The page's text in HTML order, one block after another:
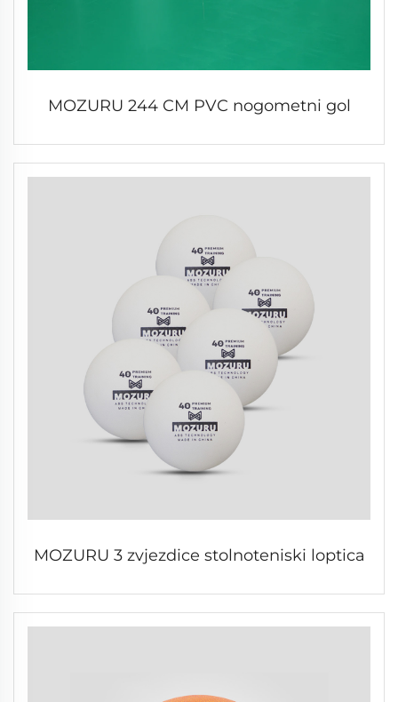
MOZURU 244 CM PVC nogometni gol
MOZURU 3 zvjezdice stolnoteniski loptica